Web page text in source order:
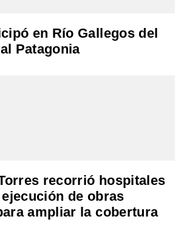
en Río Gallegos del
Patagonia
recorrió hospitales
de obras
ampliar la cobertura